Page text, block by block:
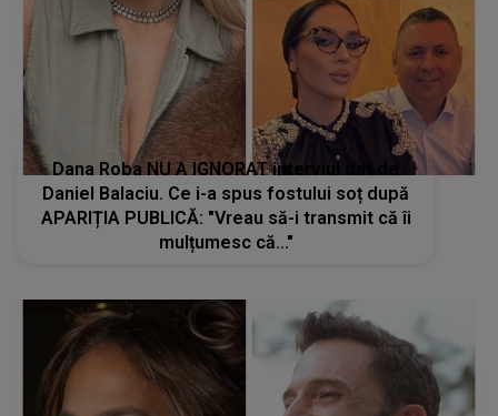
Dana Roba NU A IGNORAT interviul dat de
Daniel Balaciu. Ce i-a spus fostului soț după
APARIȚIA PUBLICĂ: "Vreau să-i transmit că îi
mulțumesc că..."